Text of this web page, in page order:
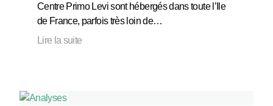
Centre Primo Levi sont hébergés dans toute l’Ile
de France, parfois très loin de…
Lire la suite